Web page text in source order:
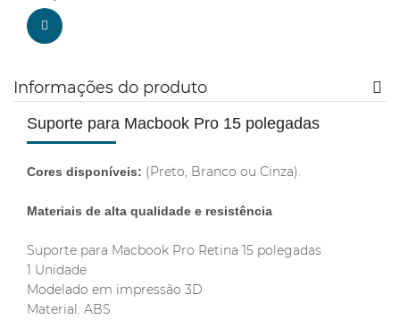
Informações do produto
Suporte para Macbook Pro 15 polegadas
Cores disponíveis: (Preto, Branco ou Cinza).
Materiais de alta qualidade e resistência
Suporte para Macbook Pro Retina 15 polegadas
1 Unidade
Modelado em impressão 3D
Material: ABS